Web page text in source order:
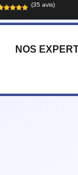
(35 avis)
NOS